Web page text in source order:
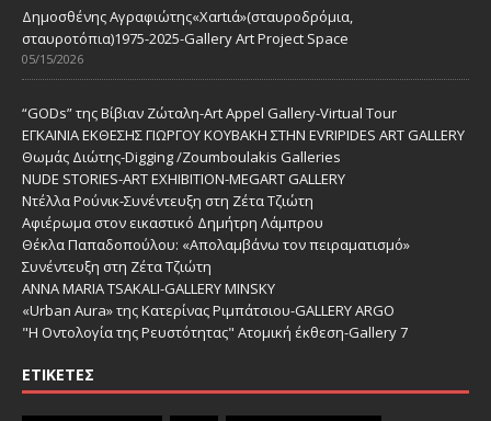
Δημοσθένης Αγραφιώτης«Xαrtιά»(σταυροδρόμια,
σταυροτόπια)1975-2025-Gallery Art Project Space
05/15/2026
“GODs” της Βίβιαν Ζώταλη-Art Appel Gallery-Virtual Tour
ΕΓΚΑΙΝΙΑ ΕΚΘΕΣΗΣ ΓΙΩΡΓΟΥ ΚΟΥΒΑΚΗ ΣΤΗΝ EVRIPIDES ART GALLERY
Θωμάς Διώτης-Digging /Zoumboulakis Galleries
NUDE STORIES-ΑRT EXHIBITION-MEGART GALLERY
Ντέλλα Ρούνικ-Συνέντευξη στη Ζέτα Τζιώτη
Αφιέρωμα στον εικαστικό Δημήτρη Λάμπρου
Θέκλα Παπαδοπούλου: «Απολαμβάνω τον πειραματισμό»
Συνέντευξη στη Ζέτα Τζιώτη
ANNA MARIA TSAKALI-GALLERY MINSKY
«Urban Aura» της Κατερίνας Ριμπάτσιου-GALLERY ARGO
"Η Οντολογία της Ρευστότητας" Ατομική έκθεση-Gallery 7
ΕΤΙΚΈΤΕΣ